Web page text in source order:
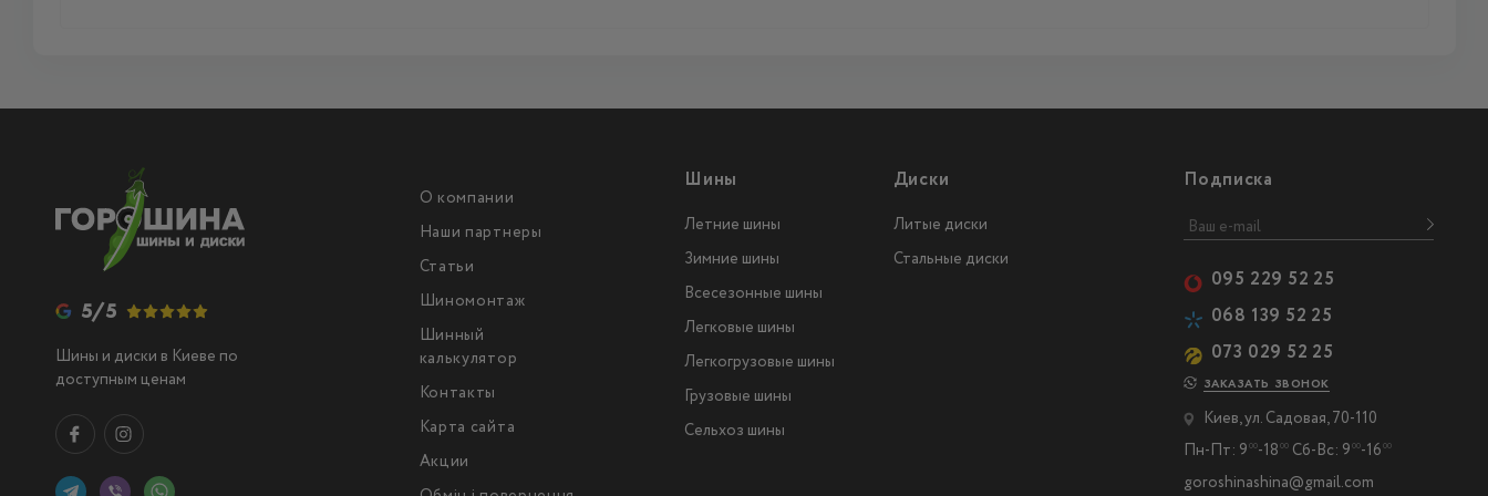
5/5
Шины и диски в Киеве по
доступным ценам
О компании
Наши партнеры
Статьи
Шиномонтаж
Шинный
калькулятор
Контакты
Карта сайта
Акции
Шины
Летние шины
Зимние шины
Всесезонные шины
Легковые шины
Легкогрузовые шины
Грузовые шины
Сельхоз шины
Диски
Литые диски
Стальные диски
Подписка
095 229 52 25
068 139 52 25
073 029 52 25
ЗАКАЗАТЬ ЗВОНОК
Киев, ул. Садовая, 70-110
Пн-Пт: 9 00-18 00Сб-Вс: 9 00-16 00
goroshinashina@gmail.com